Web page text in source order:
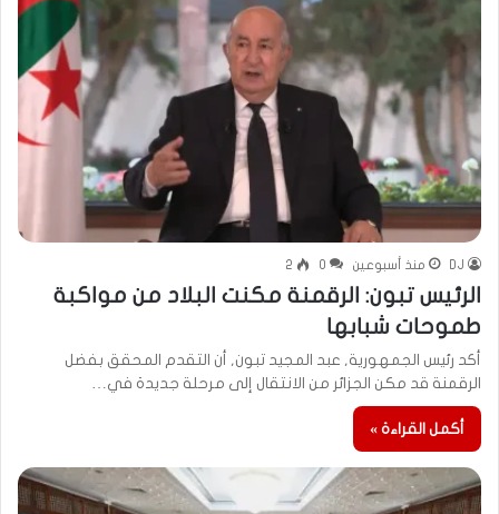
DJ منذ أسبوعين 0
2
الرئيس تبون: الرقمنة مكنت البلاد من مواكبة
طموحات شبابها
أكد رئيس الجمهورية, عبد المجيد تبون, أن التقدم المحقق بفضل
الرقمنة قد مكن الجزائر من الانتقال إلى مرحلة جديدة في…
أكمل القراءة »